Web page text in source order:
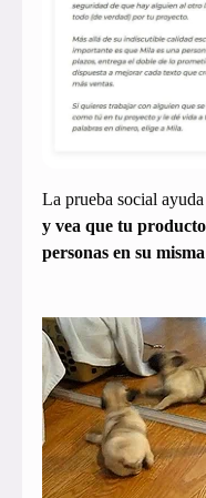
La prueba social
y vea que tu
personas en su